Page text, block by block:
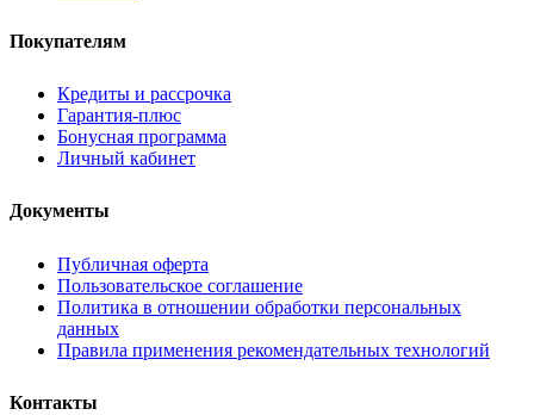
Покупателям
Кредиты и рассрочка
Гарантия-плюс
Бонусная программа
Личный кабинет
Документы
Публичная оферта
Пользовательское соглашение
Политика в отношении обработки персональных
данных
Правила применения рекомендательных технологий
Контакты